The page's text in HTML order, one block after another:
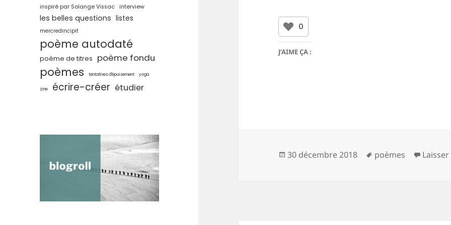
inspiré par Solange Vissac
interview
les belles questions listes
mercredincipit
poème autodaté
poème de titres poème fondu
poèmes tentatives d'épuisement yoga
zine écrire-créer étudier
0
J’AIME ÇA :
Publié
30 décembre 2018
Mots-
poèmes